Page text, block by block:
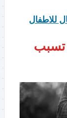
للاطفال
تسبب